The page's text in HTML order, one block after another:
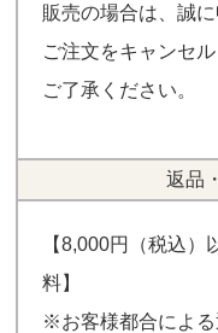
販売の場合は、誠
ご注文をキャンセ
ご了承ください。
返品
【8,000円（税込
料】
※お客様都合によ